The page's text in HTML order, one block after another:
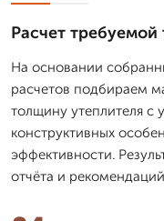
Расчет
На основании
расчетов подбираем
толщину утеплителя с
конструктивных
эффективности.
отчёта и